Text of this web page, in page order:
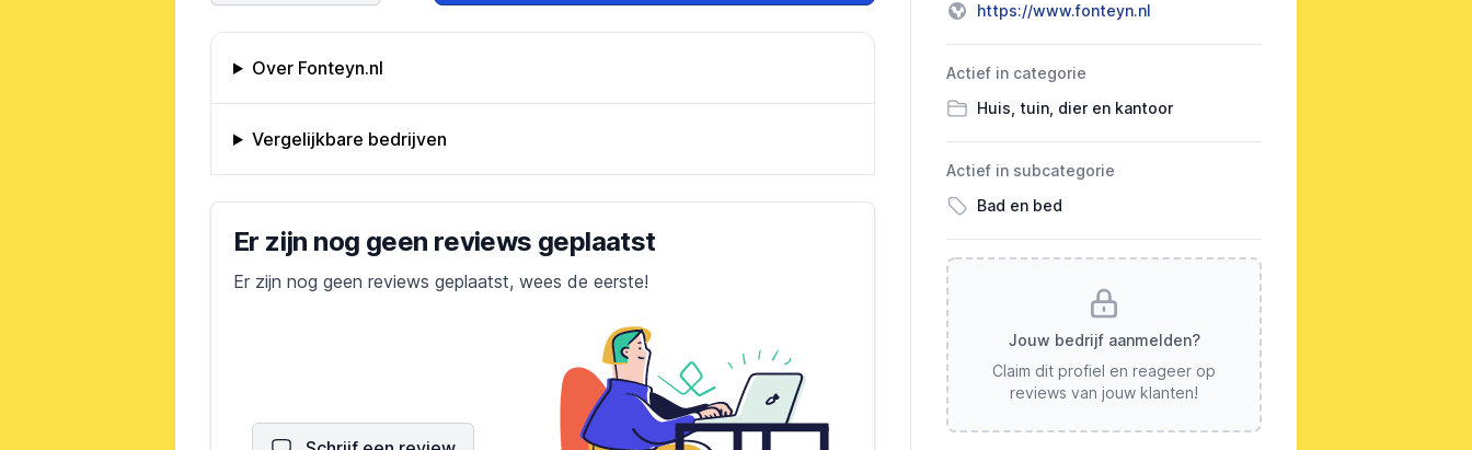
Omschrijving bedrijf
Over Fonteyn.nl
Vergelijkbare bedrijven
Bedrijfs reviews
Er zijn nog geen reviews geplaatst
Er zijn nog geen reviews geplaatst, wees de eerste!
https://www.fonteyn.nl
Actief in categorie
Huis, tuin, dier en kantoor
Actief in subcategorie
Bad en bed
Jouw bedrijf aanmelden?
Claim dit profiel en reageer op
reviews van jouw klanten!